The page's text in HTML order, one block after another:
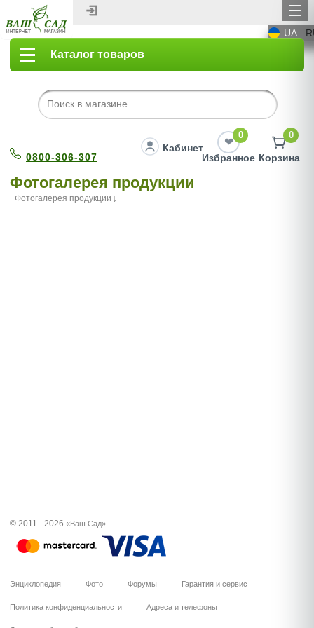
UA
Каталог товаров
0800-306-307
Кабинет
0
Избранное
0
Корзина
Фотогалерея продукции
Фотогалерея продукции
© 2011 - 2026 «Ваш Сад»
Энциклопедия Фото Форумы Гарантия и сервис
Политика конфиденциальности Адреса и телефоны